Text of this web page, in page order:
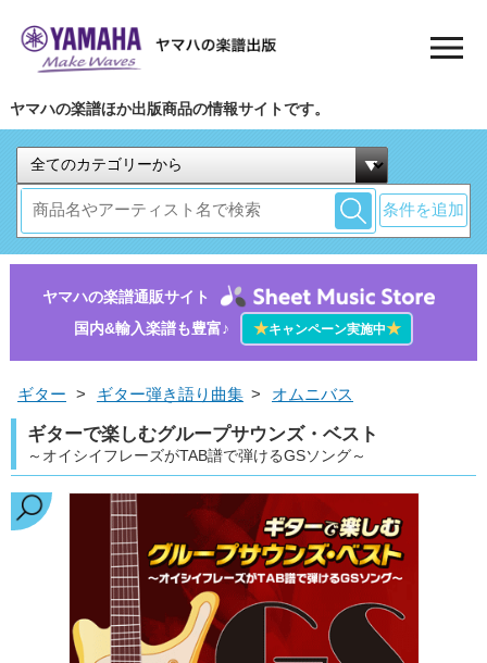
ヤマハの楽譜ほか出版商品の情報サイトです。
条件を追加
ヤマハの楽譜通販サイト
国内&輸入楽譜も豊富♪
★キャンペーン実施中★
ギター > ギター弾き語り曲集 > オムニバス
ギターで楽しむグループサウンズ・ベスト
～オイシイフレーズがTAB譜で弾けるGSソング～